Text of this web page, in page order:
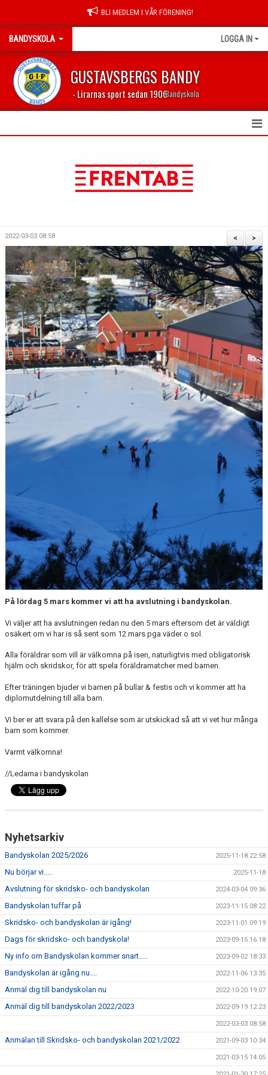
BLI MEDLEM I VÅR FÖRENING!
BANDYSKOLA LOGGA IN
GUSTAVSBERGS BANDY
- Lirarnas sport sedan 1906Bandyskola
KONTAKT
>
<
2022-03-03 08:58
På lördag 5 mars kommer vi att ha avslutning i bandyskolan.
Vi väljer att ha avslutningen redan nu den 5 mars eftersom det är väldigt
osäkert om vi har is så sent som 12 mars pga väder o sol.
Alla föräldrar som vill är välkomna på isen, naturligtvis med obligatorisk
hjälm och skridskor, för att spela föräldramatcher med barnen.
Efter träningen bjuder vi barnen på bullar & festis och vi kommer att ha
diplomutdelning till alla barn.
Vi ber er att svara på den kallelse som är utskickad så att vi vet hur många
barn som kommer.
Varmt välkomna!
//Ledarna i bandyskolan
Nyhetsarkiv
Bandyskolan 2025/2026 2025-11-18 22:58
Nu börjar vi..... 2025-11-18
Avslutning för skridsko- och bandyskolan 2024-03-04 09:36
Bandyskolan tuffar på 2023-11-15 08:22
Skridsko- och bandyskolan är igång! 2023-11-01 09:19
Dags för skridsko- och bandyskola! 2023-09-15 16:18
Ny info om Bandyskolan kommer snart..... 2023-09-02 18:33
Bandyskolan är igång nu.... 2022-11-06 13:35
Anmäl dig till bandyskolan nu 2022-10-20 19:07
Anmäl dig till bandyskolan 2022/2023 2022-09-19 12:23
2022-03-03 08:58
Anmälan till Skridsko- och bandyskolan 2021/2022 2021-09-03 10:34
2021-03-15 14:05